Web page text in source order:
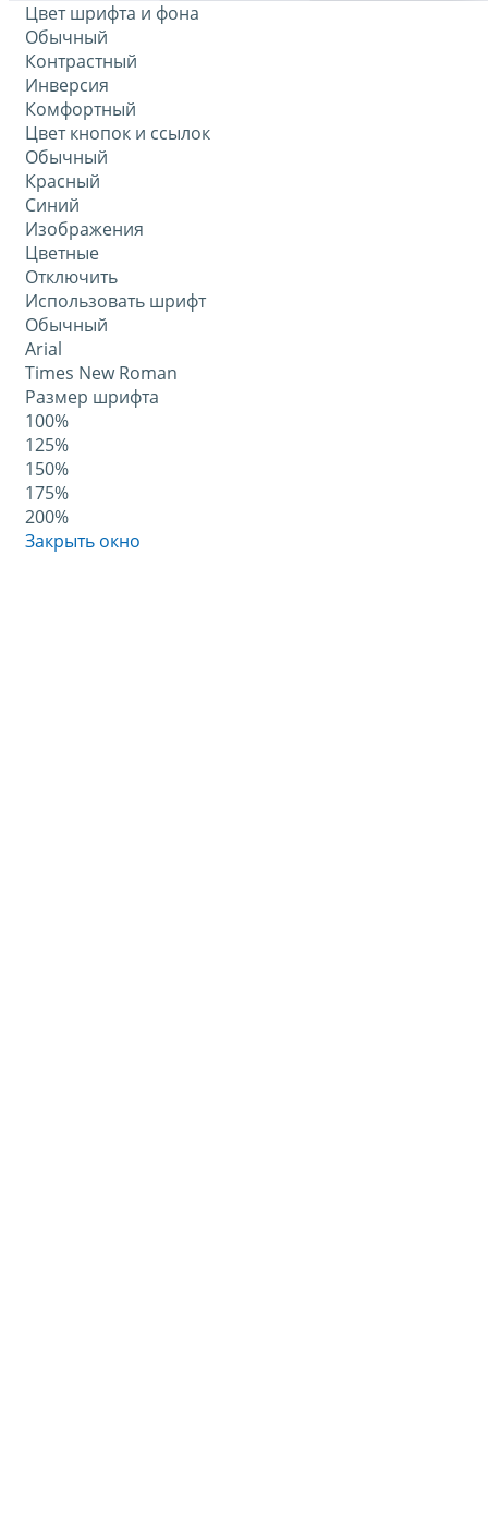
Цвет шрифта и фона
Обычный
Контрастный
Инверсия
Комфортный
Цвет кнопок и ссылок
Обычный
Красный
Синий
Изображения
Цветные
Отключить
Использовать шрифт
Обычный
Arial
Times New Roman
Размер шрифта
100%
125%
150%
175%
200%
Закрыть окно